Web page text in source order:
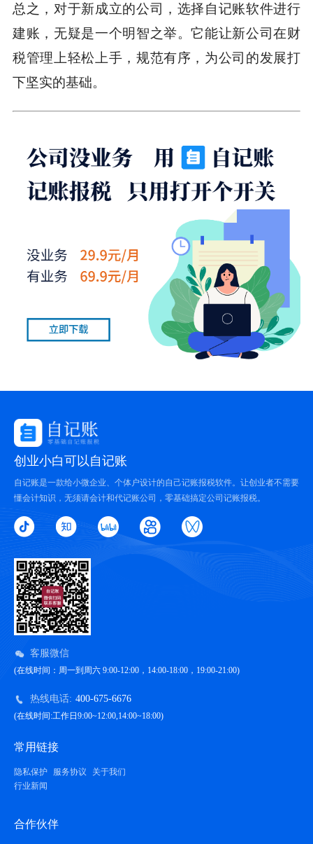
总之，对于新成立的公司，选择自记账软件进行
建账，无疑是一个明智之举。它能让新公司在财
税管理上轻松上手，规范有序，为公司的发展打
下坚实的基础。
创业小白可以自记账
自记账是一款给小微企业、个体户设计的自己记账报税软件。让创业者不需要
懂会计知识，无须请会计和代记账公司，零基础搞定公司记账报税。
客服微信
(在线时间：周一到周六 9:00-12:00，14:00-18:00，19:00-21:00)
热线电话: 400-675-6676
(在线时间:工作日9:00~12:00,14:00~18:00)
常用链接
隐私保护 服务协议
关于我们
行业新闻
合作伙伴